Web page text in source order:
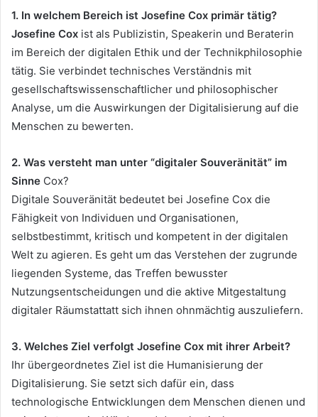
1. In welchem Bereich ist Josefine Cox primär tätig?
Josefine Cox ist als Publizistin, Speakerin und Beraterin
im Bereich der digitalen Ethik und der Technikphilosophie
tätig. Sie verbindet technisches Verständnis mit
gesellschaftswissenschaftlicher und philosophischer
Analyse, um die Auswirkungen der Digitalisierung auf die
Menschen zu bewerten.
2. Was versteht man unter “digitaler Souveränität” im
Sinne Cox?
Digitale Souveränität bedeutet bei Josefine Cox die
Fähigkeit von Individuen und Organisationen,
selbstbestimmt, kritisch und kompetent in der digitalen
Welt zu agieren. Es geht um das Verstehen der zugrunde
liegenden Systeme, das Treffen bewusster
Nutzungsentscheidungen und die aktive Mitgestaltung
digitaler Räumstattatt sich ihnen ohnmächtig auszuliefern.
3. Welches Ziel verfolgt Josefine Cox mit ihrer Arbeit?
Ihr übergeordnetes Ziel ist die Humanisierung der
Digitalisierung. Sie setzt sich dafür ein, dass
technologische Entwicklungen dem Menschen dienen und